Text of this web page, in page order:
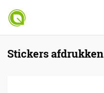
Stickers afdrukken